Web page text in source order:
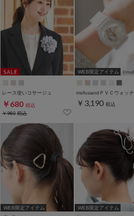
レース使いコサージュ
￥680 税込
￥980税込
WEB限定アイテム
mofusandＰＶＣウォッチ
￥3,190 税込
WEB限定アイテム WEB限定アイテム